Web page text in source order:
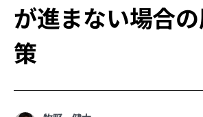
BuhoCleaner
ストア
が進まない場合
策